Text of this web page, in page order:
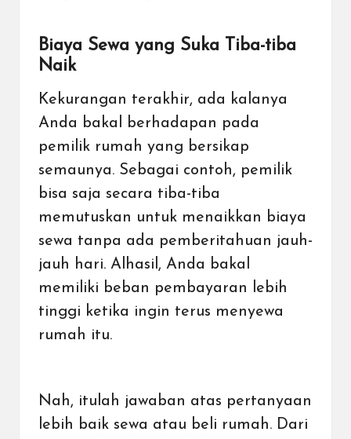
Biaya Sewa yang Suka Tiba-tiba
Naik
Kekurangan terakhir, ada kalanya
Anda bakal berhadapan pada
pemilik rumah yang bersikap
semaunya. Sebagai contoh, pemilik
bisa saja secara tiba-tiba
memutuskan untuk menaikkan biaya
sewa tanpa ada pemberitahuan jauh-
jauh hari. Alhasil, Anda bakal
memiliki beban pembayaran lebih
tinggi ketika ingin terus menyewa
rumah itu.
Nah, itulah jawaban atas pertanyaan
lebih baik sewa atau beli rumah. Dari